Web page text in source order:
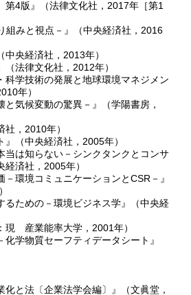
第4版』（法律文化社，2017年［第1
組みと視点－』（中央経済社，2016
中央経済社，2013年）
（法律文化社，2012年）
科学技術の発展と地球環境マネジメン
年）
と気候変動の驚異－』（学陽書房，
社，2010年）
（中央経済社，2005年）
当は知らない－シンクタンクとコンサ
済社，2005年）
－環境コミュニケーションとCSR－』
るための－環境ビジネス学』（中央経
現 産業能率大学，2001年）
化学物質セーフティデータシート』
化と法〔企業法学会編〕』（文眞堂，